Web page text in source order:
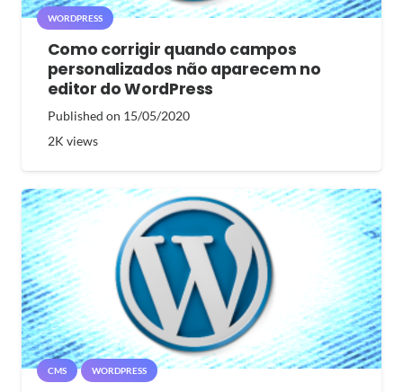
WORDPRESS
Como corrigir quando campos
personalizados não aparecem no
editor do WordPress
Published on 15/05/2020
2K views
CMS WORDPRESS